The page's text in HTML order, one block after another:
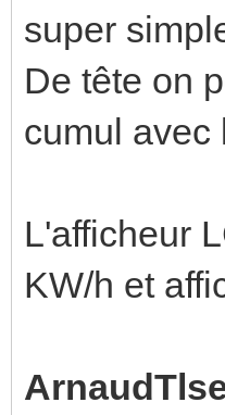
super
De tête on
cumul avec
L'afficheur
KW/h et